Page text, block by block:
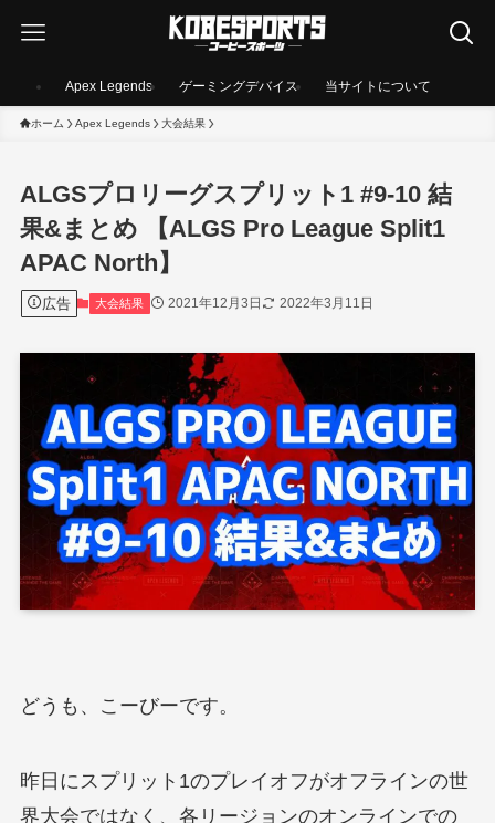
Apex Legends ゲーミングデバイス 当サイトについて
ホーム Apex Legends 大会結果
ALGSプロリーグスプリット1 #9-10 結
果&まとめ 【ALGS Pro League Split1
APAC North】
広告 大会結果 2021年12月3日 2022年3月11日
どうも、こーびーです。
昨日にスプリット1のプレイオフがオフラインの世
界大会ではなく、各リージョンのオンラインでの